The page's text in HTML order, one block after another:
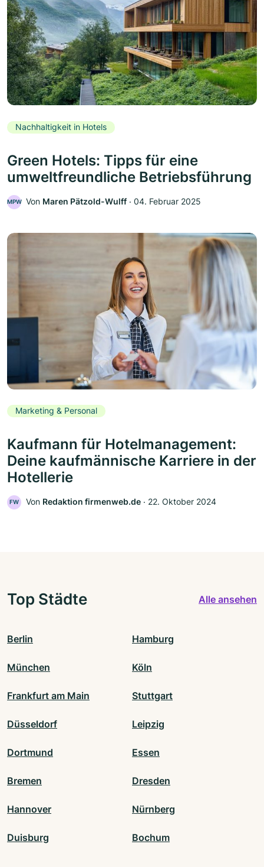
Nachhaltigkeit in Hotels
Green Hotels: Tipps für eine
umweltfreundliche Betriebsführung
MPW Von Maren Pätzold-Wulff ‧ 04. Februar 2025
Marketing & Personal
Kaufmann für Hotelmanagement:
Deine kaufmännische Karriere in der
Hotellerie
FW Von Redaktion firmenweb.de ‧ 22. Oktober 2024
Top Städte Alle ansehen
Berlin Hamburg
München Köln
Frankfurt am Main Stuttgart
Düsseldorf Leipzig
Dortmund Essen
Bremen Dresden
Hannover Nürnberg
Duisburg Bochum